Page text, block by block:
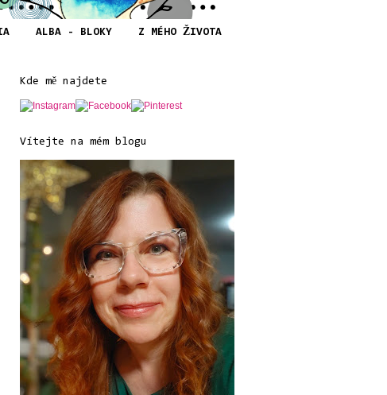
ALBA - BLOKY Z MÉHO ŽIVOTA
Kde mě najdete
Vítejte na mém blogu